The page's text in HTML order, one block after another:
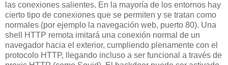
las conexiones salientes. En la mayoría de los entornos hay
cierto tipo de conexiones que se permiten y se tratan como
normales (por ejemplo la navegación web, puerto 80). Una
shell HTTP remota imitará una conexión normal de un
navegador hacia el exterior, cumpliendo plenamente con el
protocolo HTTP, llegando incluso a ser funcional a través de